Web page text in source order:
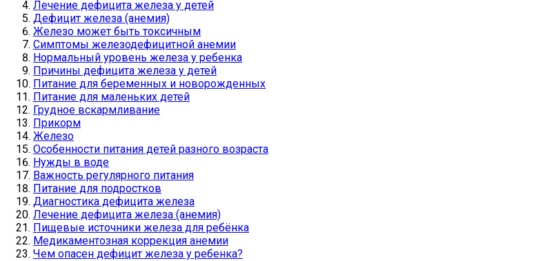
Лечение дефицита железа у детей
Дефицит железа (анемия)
Железо может быть токсичным
Симптомы железодефицитной анемии
Нормальный уровень железа у ребенка
Причины дефицита железа у детей
Питание для беременных и новорожденных
Питание для маленьких детей
Грудное вскармливание
Прикорм
Железо
Особенности питания детей разного возраста
Нужды в воде
Важность регулярного питания
Питание для подростков
Диагностика дефицита железа
Лечение дефицита железа (анемия)
Пищевые источники железа для ребёнка
Медикаментозная коррекция анемии
Чем опасен дефицит железа у ребенка?